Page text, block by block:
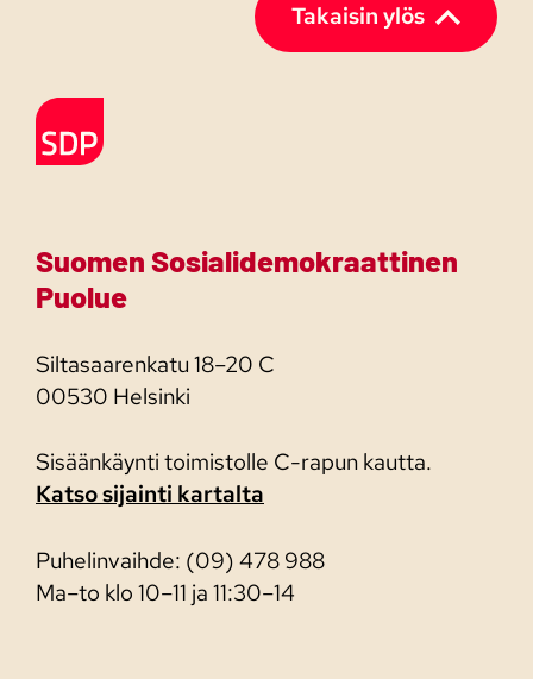
Takaisin ylös
Etusivulle
Suomen Sosialidemokraattinen
Puolue
Siltasaarenkatu 18–20 C
00530 Helsinki
Sisäänkäynti toimistolle C-rapun kautta.
Katso sijainti kartalta
Puhelinvaihde: (09) 478 988
Ma–to klo 10–11 ja 11:30–14